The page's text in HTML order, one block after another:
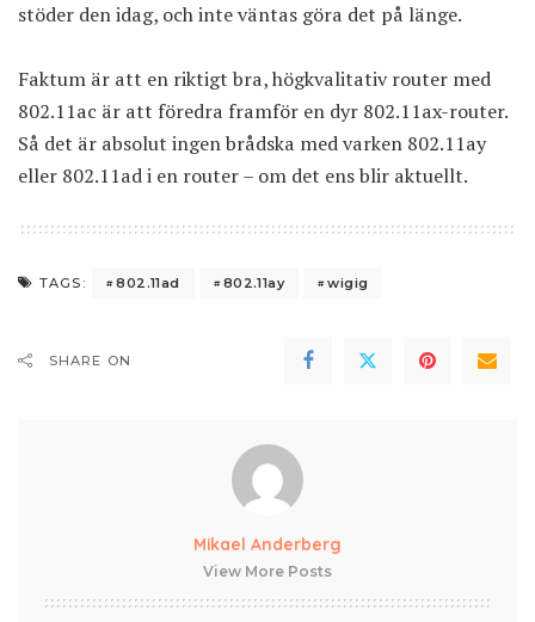
stöder den idag, och inte väntas göra det på länge.
Faktum är att en riktigt bra, högkvalitativ router med
802.11ac är att föredra framför en dyr 802.11ax-router.
Så det är absolut ingen brådska med varken 802.11ay
eller 802.11ad i en router – om det ens blir aktuellt.
TAGS: 802.11ad 802.11ay wigig
SHARE ON
Mikael Anderberg
View More Posts